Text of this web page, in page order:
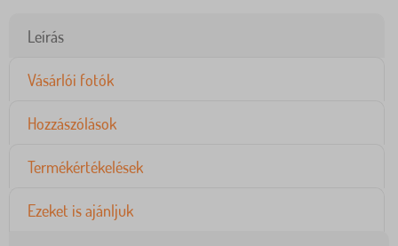
Leírás
Vásárlói fotók
Hozzászólások
Termékértékelések
Ezeket is ajánljuk